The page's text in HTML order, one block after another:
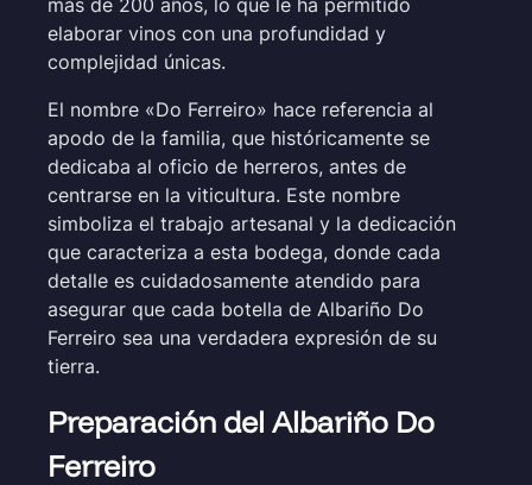
elaborar vinos con una profundidad y
complejidad únicas.
El nombre «Do Ferreiro» hace referencia al
apodo de la familia, que históricamente se
dedicaba al oficio de herreros, antes de
centrarse en la viticultura. Este nombre
simboliza el trabajo artesanal y la dedicación
que caracteriza a esta bodega, donde cada
detalle es cuidadosamente atendido para
asegurar que cada botella de Albariño Do
Ferreiro sea una verdadera expresión de su
tierra.
Preparación del Albariño Do
Ferreiro